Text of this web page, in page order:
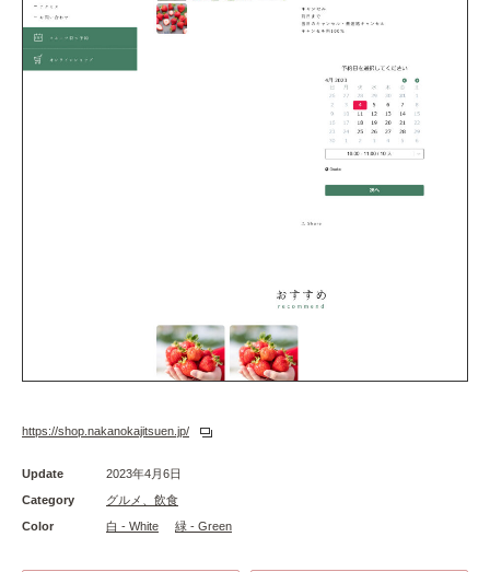
https://shop.nakanokajitsuen.jp/
Update
2023年4月6日
Category
グルメ、飲食
Color
白 - White 緑 - Green